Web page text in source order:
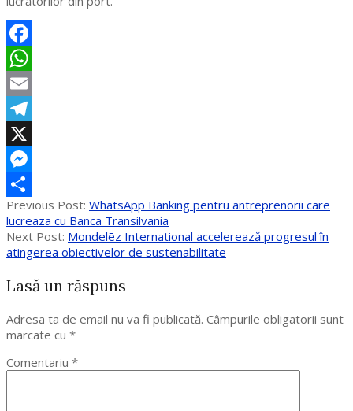
Facebook
WhatsApp
Email
Telegram
X
Messenger
Partajează
2020-
05-
11
Previous Post: WhatsApp Banking pentru antreprenorii care
lucreaza cu Banca Transilvania
Next Post: Mondelēz International accelerează progresul în
atingerea obiectivelor de sustenabilitate
Lasă un răspuns
Adresa ta de email nu va fi publicată. Câmpurile obligatorii sunt
marcate cu *
Comentariu *